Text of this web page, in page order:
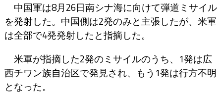
中国軍は8月26日南シナ海に向けて弾道ミサイル
を発射した。中国側は2発のみと主張したが、米軍
は全部で4発発射したと指摘した。
米軍が指摘した2発のミサイルのうち、1発は広
西チワン族自治区で発見され、もう1発は行方不明
となった。